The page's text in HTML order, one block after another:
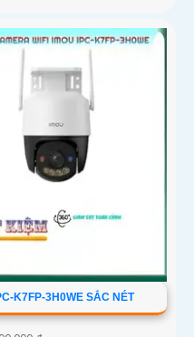
K7FP-3H0WE SẮC NÉT